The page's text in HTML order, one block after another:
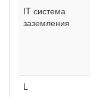
IT система
заземления
L